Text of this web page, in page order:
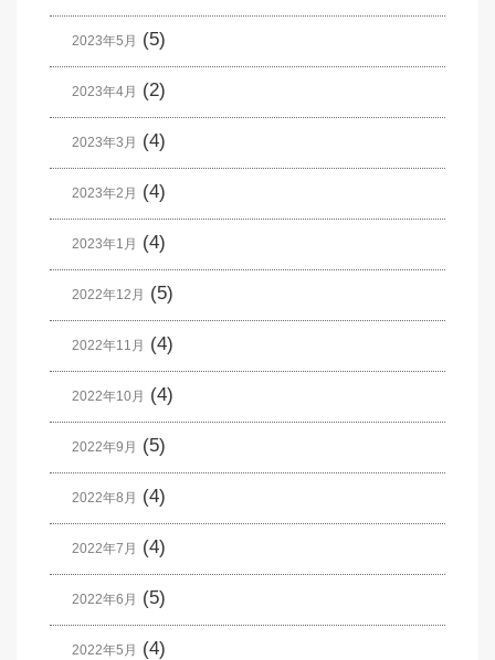
2023年5月 (5)
2023年4月 (2)
2023年3月 (4)
2023年2月 (4)
2023年1月 (4)
2022年12月 (5)
2022年11月 (4)
2022年10月 (4)
2022年9月 (5)
2022年8月 (4)
2022年7月 (4)
2022年6月 (5)
2022年5月 (4)